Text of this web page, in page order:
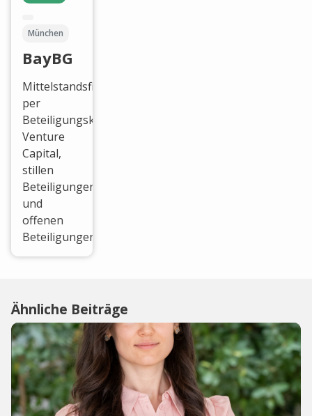
München
BayBG
Mittelstandsfinanzierung
per
Beteiligungskapital,
Venture
Capital,
stillen
Beteiligungen
und
offenen
Beteiligungen.
Ähnliche Beiträge